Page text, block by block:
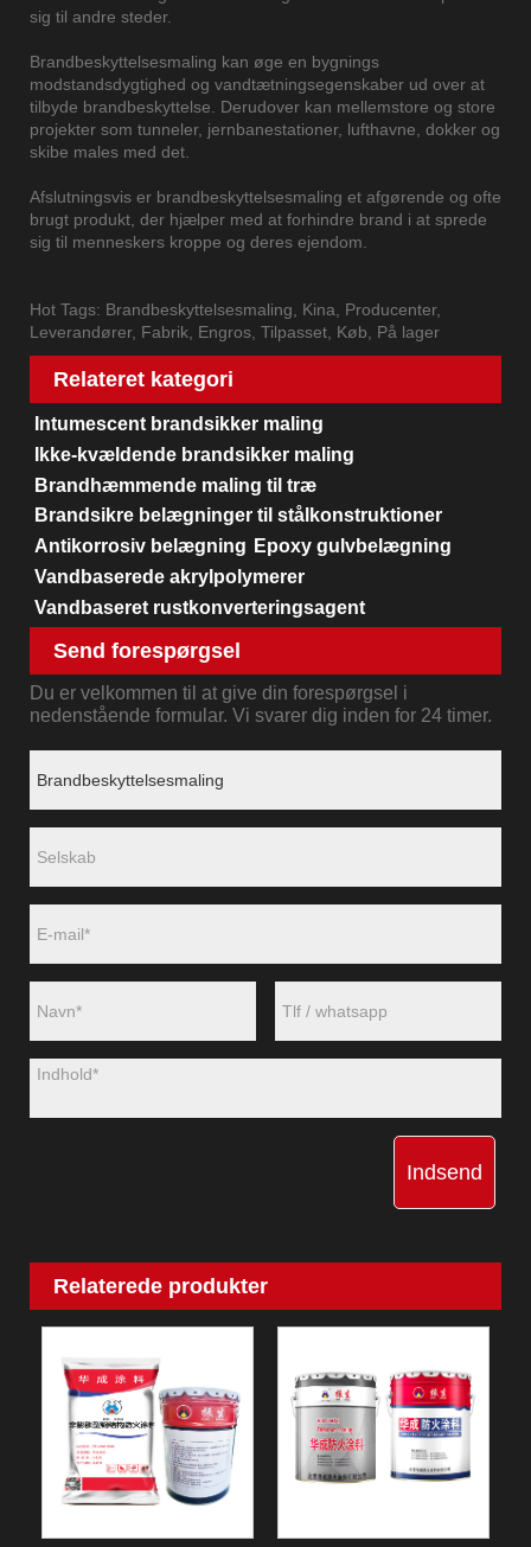
sig til andre steder.
Brandbeskyttelsesmaling kan øge en bygnings
modstandsdygtighed og vandtætningsegenskaber ud over at
tilbyde brandbeskyttelse. Derudover kan mellemstore og store
projekter som tunneler, jernbanestationer, lufthavne, dokker og
skibe males med det.
Afslutningsvis er brandbeskyttelsesmaling et afgørende og ofte
brugt produkt, der hjælper med at forhindre brand i at sprede
sig til menneskers kroppe og deres ejendom.
Hot Tags: Brandbeskyttelsesmaling, Kina, Producenter,
Leverandører, Fabrik, Engros, Tilpasset, Køb, På lager
Relateret kategori
Intumescent brandsikker maling
Ikke-kvældende brandsikker maling
Brandhæmmende maling til træ
Brandsikre belægninger til stålkonstruktioner
Antikorrosiv belægning Epoxy gulvbelægning
Vandbaserede akrylpolymerer
Vandbaseret rustkonverteringsagent
Send forespørgsel
Du er velkommen til at give din forespørgsel i
nedenstående formular. Vi svarer dig inden for 24 timer.
Indsend
Relaterede produkter